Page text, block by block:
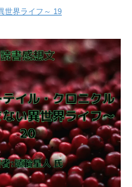
世界ライフ～ 19